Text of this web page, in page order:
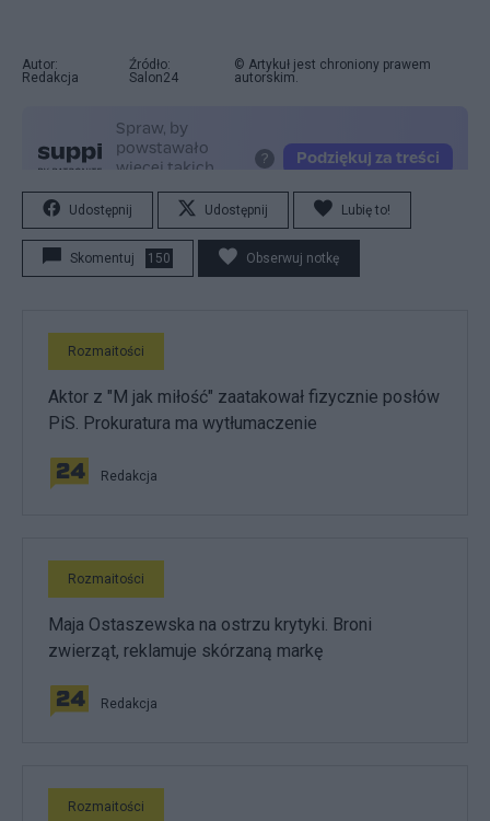
Autor:
Redakcja
Źródło:
Salon24
© Artykuł jest chroniony prawem
autorskim.
Udostępnij Udostępnij Lubię to!
Skomentuj 150 Obserwuj notkę
Rozmaitości
Aktor z "M jak miłość" zaatakował fizycznie posłów
PiS. Prokuratura ma wytłumaczenie
Redakcja
Rozmaitości
Maja Ostaszewska na ostrzu krytyki. Broni
zwierząt, reklamuje skórzaną markę
Redakcja
Rozmaitości